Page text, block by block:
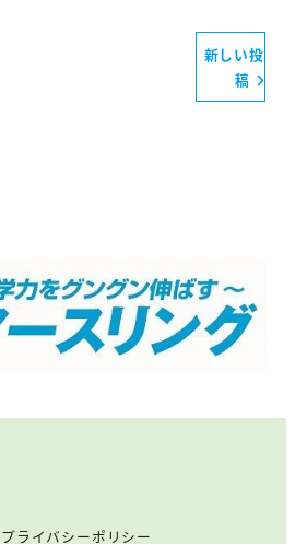
新しい投
稿
プライバシーポリシー